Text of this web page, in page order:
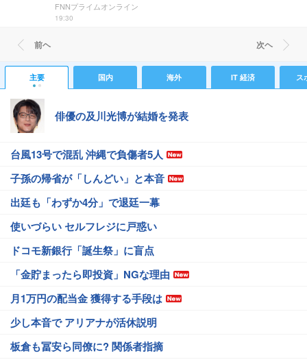
FNNプライムオンライン
19:30
前ヘ 次ヘ
主要 国内 海外 IT 経済 ス
俳優の及川光博が結婚を発表
台風13号で混乱 沖縄で負傷者5人
子孫の帰省が「しんどい」と本音
出廷も「わずか4分」で退廷一幕
使いづらい セルフレジに戸惑い
ドコモ新銀行「誕生祭」に盲点
「金貯まったら即投資」NGな理由
月1万円の配当金 獲得する手段は
少し本音で アリアナが活休説明
板倉も冨安ら同僚に? 関係者指摘